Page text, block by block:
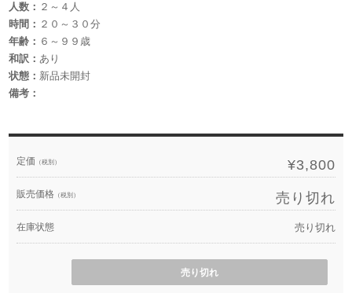
人数： ２～４人
時間： ２０～３０分
年齢： ６～９９歳
和訳：あり
状態： 新品未開封
備考：
定価 （税別） ¥3,800
販売価格 （税別） 売り切れ
在庫状態 売り切れ
売り切れ